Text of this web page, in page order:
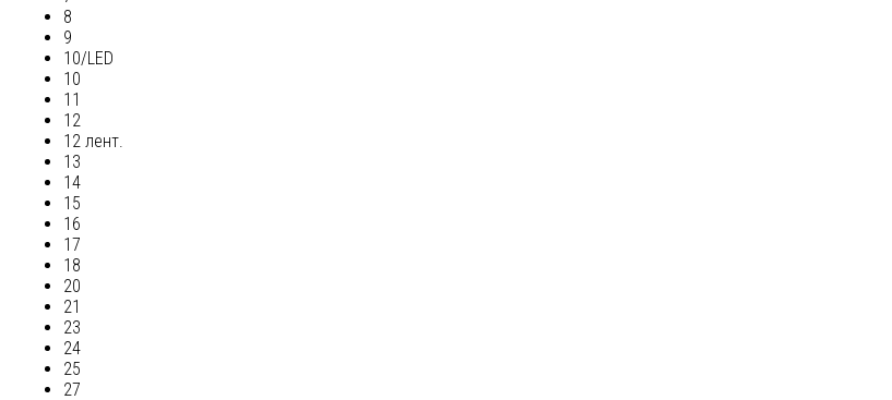
8
9
10/LED
10
11
12
12 лент.
13
14
15
16
17
18
20
21
23
24
25
27